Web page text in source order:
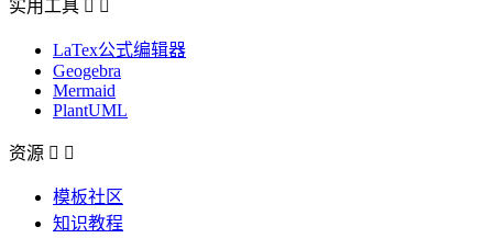
实用工具  
LaTex公式编辑器
Geogebra
Mermaid
PlantUML
资源  
模板社区
知识教程